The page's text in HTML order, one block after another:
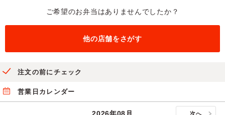
ご希望のお弁当はありませんでしたか？
他の店舗をさがす
注文の前にチェック
営業日カレンダー
2026年08月 次へ